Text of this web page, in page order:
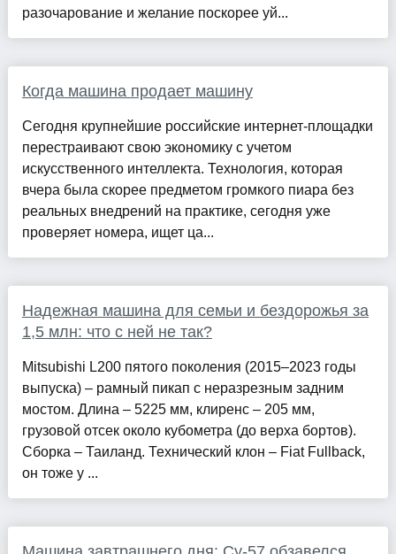
разочарование и желание поскорее уй...
Когда машина продает машину
Сегодня крупнейшие российские интернет-площадки
перестраивают свою экономику с учетом
искусственного интеллекта. Технология, которая
вчера была скорее предметом громкого пиара без
реальных внедрений на практике, сегодня уже
проверяет номера, ищет ца...
Надежная машина для семьи и бездорожья за
1,5 млн: что с ней не так?
Mitsubishi L200 пятого поколения (2015–2023 годы
выпуска) – рамный пикап с неразрезным задним
мостом. Длина – 5225 мм, клиренс – 205 мм,
грузовой отсек около кубометра (до верха бортов).
Сборка – Таиланд. Технический клон – Fiat Fullback,
он тоже у ...